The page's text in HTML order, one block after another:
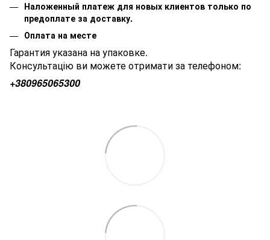
Наложенный платеж для новых клиентов только по
предоплате за доставку.
Оплата на месте
Гарантия указана на упаковке.
Консультацію ви можете отримати за телефоном:
+380965065300